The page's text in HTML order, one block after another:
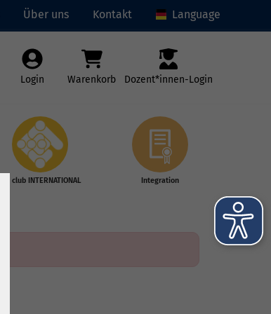
Über uns Kontakt Language
Login Warenkorb Dozent*innen-Login
vhs club INTERNATIONAL Integration